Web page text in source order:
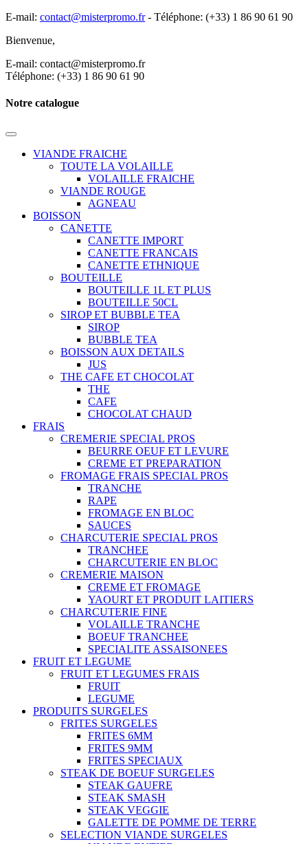
E-mail: contact@misterpromo.fr- Téléphone: (+33) 1 86 90 61 90
Bienvenue,
E-mail: contact@misterpromo.fr
Téléphone: (+33) 1 86 90 61 90
Notre catalogue
VIANDE FRAICHE
TOUTE LA VOLAILLE
VOLAILLE FRAICHE
VIANDE ROUGE
AGNEAU
BOISSON
CANETTE
CANETTE IMPORT
CANETTE FRANCAIS
CANETTE ETHNIQUE
BOUTEILLE
BOUTEILLE 1L ET PLUS
BOUTEILLE 50CL
SIROP ET BUBBLE TEA
SIROP
BUBBLE TEA
BOISSON AUX DETAILS
JUS
THE CAFE ET CHOCOLAT
THE
CAFE
CHOCOLAT CHAUD
FRAIS
CREMERIE SPECIAL PROS
BEURRE OEUF ET LEVURE
CREME ET PREPARATION
FROMAGE FRAIS SPECIAL PROS
TRANCHE
RAPE
FROMAGE EN BLOC
SAUCES
CHARCUTERIE SPECIAL PROS
TRANCHEE
CHARCUTERIE EN BLOC
CREMERIE MAISON
CREME ET FROMAGE
YAOURT ET PRODUIT LAITIERS
CHARCUTERIE FINE
VOLAILLE TRANCHE
BOEUF TRANCHEE
SPECIALITE ASSAISONEES
FRUIT ET LEGUME
FRUIT ET LEGUMES FRAIS
FRUIT
LEGUME
PRODUITS SURGELES
FRITES SURGELES
FRITES 6MM
FRITES 9MM
FRITES SPECIAUX
STEAK DE BOEUF SURGELES
STEAK GAUFRE
STEAK SMASH
STEAK VEGGIE
GALETTE DE POMME DE TERRE
SELECTION VIANDE SURGELES